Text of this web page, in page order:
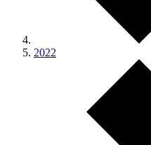
2022